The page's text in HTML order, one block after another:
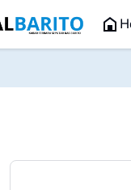
Kaji Tiru ke Kulon